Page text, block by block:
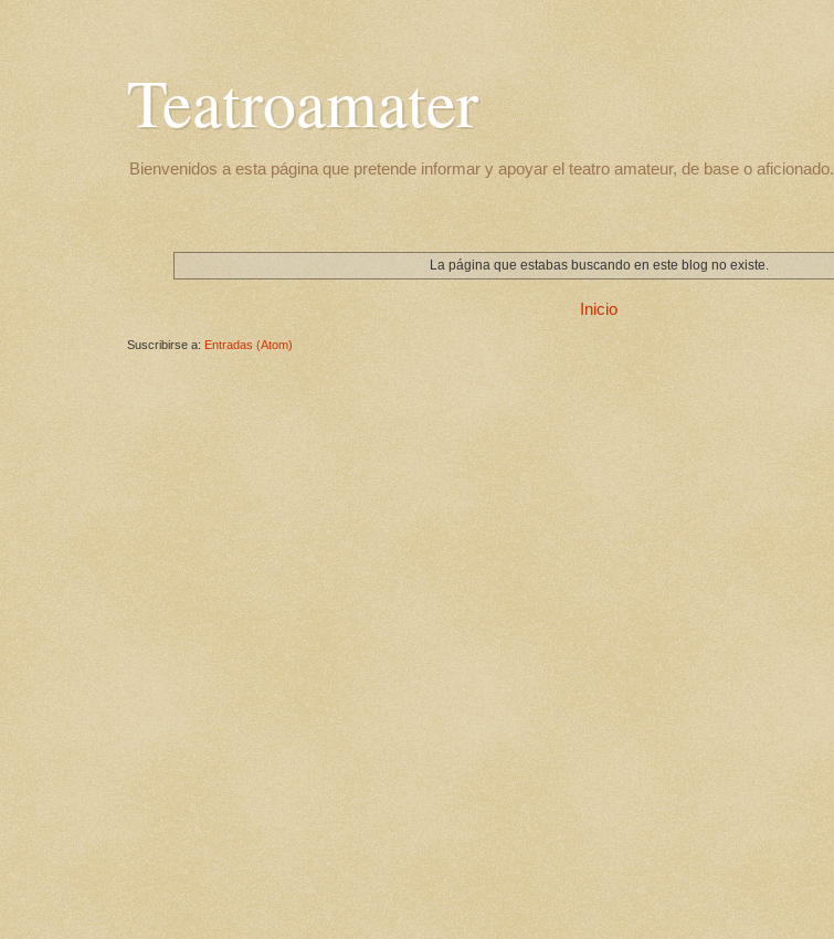
Teatroamater
Bienvenidos a esta página que pretende informar y apoyar el teatro amateur, de base o aficionado.
La página que estabas buscando en este blog no existe.
Inicio
Suscribirse a: Entradas (Atom)